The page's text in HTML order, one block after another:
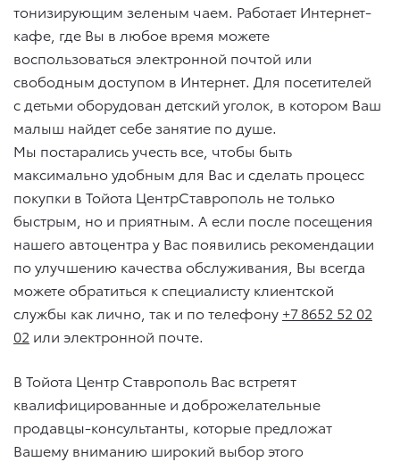
тонизирующим зеленым чаем. Работает Интернет-
кафе, где Вы в любое время можете
воспользоваться электронной почтой или
свободным доступом в Интернет. Для посетителей
с детьми оборудован детский уголок, в котором Ваш
малыш найдет себе занятие по душе.
Мы постарались учесть все, чтобы быть
максимально удобным для Вас и сделать процесс
покупки в Тойота ЦентрСтаврополь не только
быстрым, но и приятным. А если после посещения
нашего автоцентра у Вас появились рекомендации
по улучшению качества обслуживания, Вы всегда
можете обратиться к специалисту клиентской
службы как лично, так и по телефону +7 8652 52 02
02 или электронной почте.
В Тойота Центр Ставрополь Вас встретят
квалифицированные и доброжелательные
продавцы-консультанты, которые предложат
Вашему вниманию широкий выбор этого